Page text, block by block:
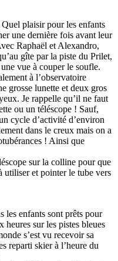
plaisir pour les enfants
une dernière fois avant leur
Raphaël et Alexandro,
gîte par la piste du Prilet,
vue à couper le soufle.
à l’observatoire
grosse lunette et deux gros
Je rappelle qu’il ne faut
ou un téléscope ! Sauf,
cycle d’activité d’environ
dans le creux mais on a
! Ainsi que
sur la colline pour que
utiliser et pointer le tube vers
les enfants sont prêts pour
heures sur les pistes bleues
s’est vu recevoir sa
reparti skier à l’heure du